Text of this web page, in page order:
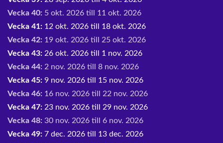
Vecka 40: 5 okt. 2026 till 11 okt. 2026
Vecka 41: 12 okt. 2026 till 18 okt. 2026
Vecka 42: 19 okt. 2026 till 25 okt. 2026
Vecka 43: 26 okt. 2026 till 1 nov. 2026
Vecka 44: 2 nov. 2026 till 8 nov. 2026
Vecka 45: 9 nov. 2026 till 15 nov. 2026
Vecka 46: 16 nov. 2026 till 22 nov. 2026
Vecka 47: 23 nov. 2026 till 29 nov. 2026
Vecka 48: 30 nov. 2026 till 6 nov. 2026
Vecka 49: 7 dec. 2026 till 13 dec. 2026